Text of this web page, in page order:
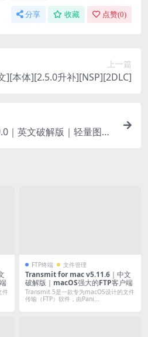
分享 收藏 点赞(0)
上一篇
][本体][2.5.0升补][NSP][2DLC]
｜英文破解版｜轻量图片
件
FTP终端 文件管理
Transmit for mac v5.11.6｜中文
破解版｜macOS强大的FTP客户端
Transmit 5是一款专为macOS设计的文件
传输（FTP）软件，由Pani...